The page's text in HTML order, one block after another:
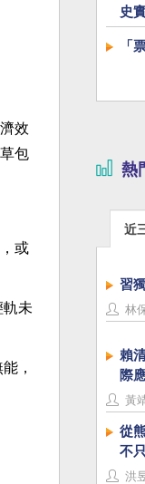
效
包
或
未
，
史
「
熱
近
習
林
賴
際
黃
從
不
洪